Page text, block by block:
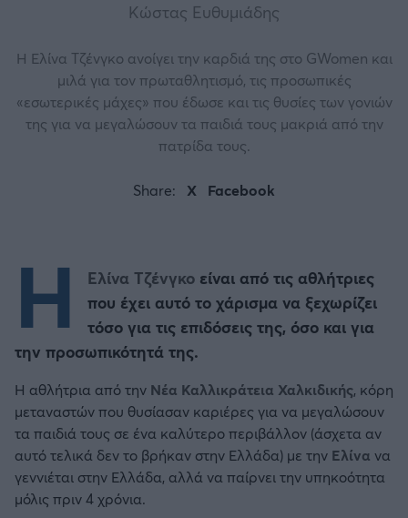
Κώστας Ευθυμιάδης
Η Ελίνα Τζένγκο ανοίγει την καρδιά της στο GWomen και
μιλά για τον πρωταθλητισμό, τις προσωπικές
«εσωτερικές μάχες» που έδωσε και τις θυσίες των γονιών
της για να μεγαλώσουν τα παιδιά τους μακριά από την
πατρίδα τους.
Share: X Facebook
Η Ελίνα Τζένγκοείναι από τις αθλήτριες
που έχει αυτό το χάρισμα να ξεχωρίζει
τόσο για τις επιδόσεις της, όσο και για
την προσωπικότητά της.
Η αθλήτρια από την Νέα Καλλικράτεια Χαλκιδικής, κόρη
μεταναστών που θυσίασαν καριέρες για να μεγαλώσουν
τα παιδιά τους σε ένα καλύτερο περιβάλλον (άσχετα αν
αυτό τελικά δεν το βρήκαν στην Ελλάδα) με την Ελίνα να
γεννιέται στην Ελλάδα, αλλά να παίρνει την υπηκοότητα
μόλις πριν 4 χρόνια.